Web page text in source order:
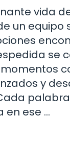
vida
un equipo
se
y
palabra
en ese …